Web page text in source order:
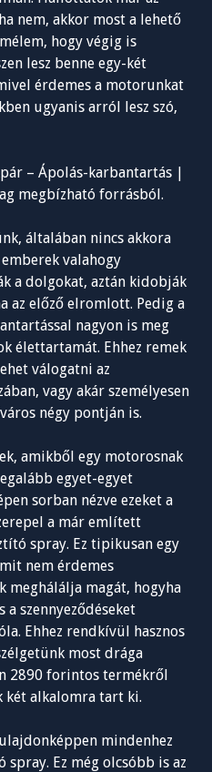
nem, akkor most a lehető
hogy végig is
lesz benne egy-két
érdemes a motorunkat
ugyanis arról lesz szó,
– Ápolás-karbantartás |
megbízható forrásból.
általában nincs akkora
valahogy
a dolgokat, aztán kidobják
az előző elromlott. Pedig a
nagyon is meg
élettartamát. Ehhez remek
válogatni az
vagy akár személyesen
négy pontján is.
amikből egy motorosnak
egyet-egyet
sorban nézve ezeket a
a már említett
spray. Ez tipikusan egy
nem érdemes
meghálálja magát, hogyha
szennyeződéseket
Ehhez rendkívül hasznos
most drága
2890 forintos termékről
két alkalomra tart ki.
mindenhez
Ez még olcsóbb is az